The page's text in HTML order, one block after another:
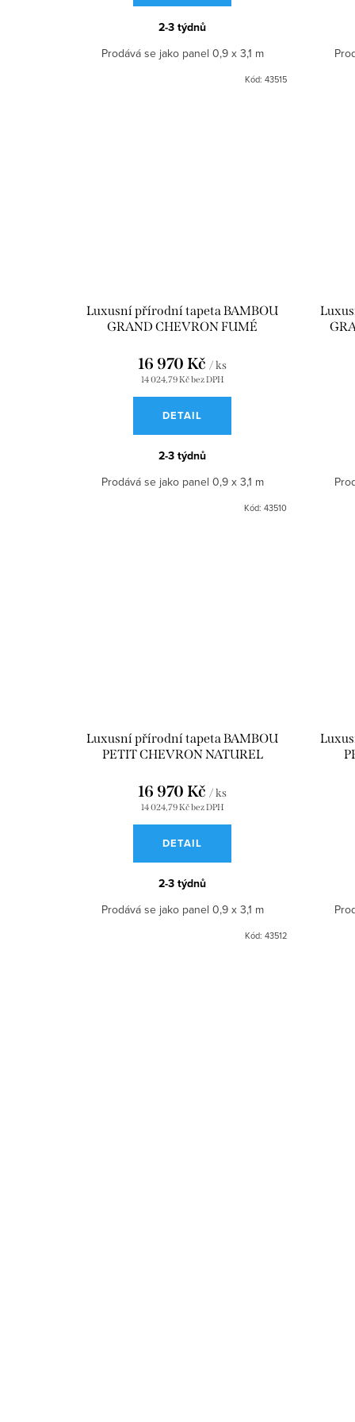
2-3 týdnů
Prodává se jako panel 0,9 x 3,1 m
Kód: 43515
Luxusní přírodní tapeta BAMBOU
GRAND CHEVRON FUMÉ
14 024,79 Kč bez DPH
16 970 Kč / ks
DETAIL
2-3 týdnů
Prodává se jako panel 0,9 x 3,1 m
Kód: 43510
Luxusní přírodní tapeta BAMBOU
PETIT CHEVRON NATUREL
14 024,79 Kč bez DPH
16 970 Kč/ ks
DETAIL
2-3 týdnů
Prodává se jako panel 0,9 x 3,1 m
Kód: 43512